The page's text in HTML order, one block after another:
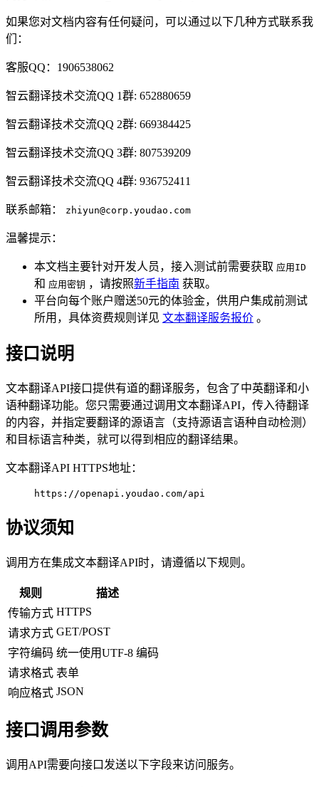
如果您对文档内容有任何疑问，可以通过以下几种方式联系我
们：
客服QQ：1906538062
智云翻译技术交流QQ 1群: 652880659
智云翻译技术交流QQ 2群: 669384425
智云翻译技术交流QQ 3群: 807539209
智云翻译技术交流QQ 4群: 936752411
联系邮箱： zhiyun@corp.youdao.com
温馨提示：
本文档主要针对开发人员，接入测试前需要获取 应用ID
和 应用密钥 ，请按照新手指南 获取。
平台向每个账户赠送50元的体验金，供用户集成前测试
所用，具体资费规则详见 文本翻译服务报价 。
接口说明
文本翻译API接口提供有道的翻译服务，包含了中英翻译和小
语种翻译功能。您只需要通过调用文本翻译API，传入待翻译
的内容，并指定要翻译的源语言（支持源语言语种自动检测）
和目标语言种类，就可以得到相应的翻译结果。
文本翻译API HTTPS地址：
https://openapi.youdao.com/api
协议须知
调用方在集成文本翻译API时，请遵循以下规则。
规则
描述
传输方式 HTTPS
请求方式 GET/POST
字符编码 统一使用UTF-8 编码
请求格式 表单
响应格式 JSON
接口调用参数
调用API需要向接口发送以下字段来访问服务。